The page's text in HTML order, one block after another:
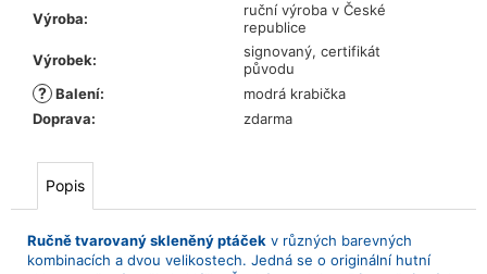
Výroba:
ruční výroba v České
republice
Výrobek:
signovaný, certifikát
původu
? Balení:
modrá krabička
Doprava: zdarma
Popis
Ručně tvarovaný skleněný ptáček v různých barevných
kombinacích a dvou velikostech. Jedná se o originální hutní